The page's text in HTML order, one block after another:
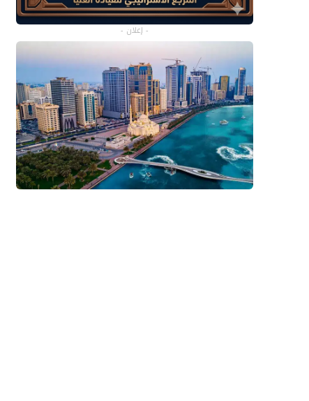
- إعلان -